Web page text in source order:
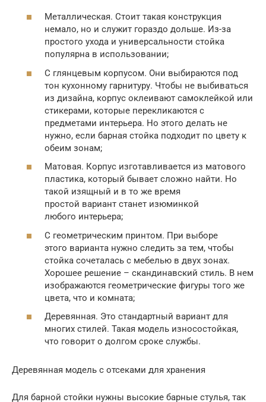
Металлическая. Стоит такая конструкция
немало, но и служит гораздо дольше. Из-за
простого ухода и универсальности стойка
популярна в использовании;
С глянцевым корпусом. Они выбираются под
тон кухонному гарнитуру. Чтобы не выбиваться
из дизайна, корпус оклеивают самоклейкой или
стикерами, которые перекликаются с
предметами интерьера. Но этого делать не
нужно, если барная стойка подходит по цвету к
обеим зонам;
Матовая. Корпус изготавливается из матового
пластика, который бывает сложно найти. Но
такой изящный и в то же время
простой вариант станет изюминкой
любого интерьера;
С геометрическим принтом. При выборе
этого варианта нужно следить за тем, чтобы
стойка сочеталась с мебелью в двух зонах.
Хорошее решение – скандинавский стиль. В нем
изображаются геометрические фигуры того же
цвета, что и комната;
Деревянная. Это стандартный вариант для
многих стилей. Такая модель износостойкая,
что говорит о долгом сроке службы.
Деревянная модель с отсеками для хранения
Для барной стойки нужны высокие барные стулья, так